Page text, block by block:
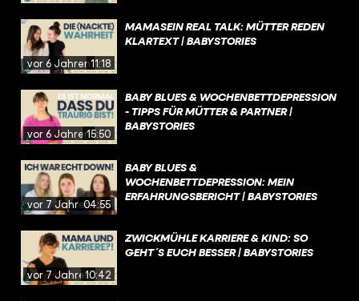
vor 6 Jahren11:18
MAMASEIN REAL TALK: MÜTTER REDEN
KLARTEXT | BABYSTORIES
vor 6 Jahren15:50
BABY BLUES & WOCHENBETTDEPRESSION
- TIPPS FÜR MÜTTER & PARTNER |
BABYSTORIES
vor 7 Jahren04:55
BABY BLUES &
WOCHENBETTDEPRESSION: MEIN
ERFAHRUNGSBERICHT | BABYSTORIES
vor 7 Jahren10:42
ZWICKMÜHLE KARRIERE & KIND: SO
GEHT´S EUCH BESSER | BABYSTORIES